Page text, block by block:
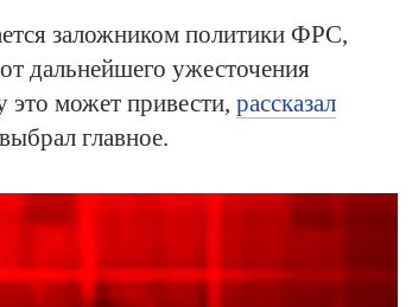
заложником политики ФРС,
дальнейшего ужесточения
может привести, рассказал
главное.